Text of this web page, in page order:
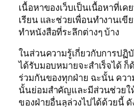
เนื้อหาของเว็บเป็นเนื้อหาที่เค
เรียน และช่วยเพื่อนทำงานเขี
ทำหนังสือที่ระลึกต่างๆ บ้าง
ในส่วนความรู้เกี่ยวกับการปฏิ
ได้รับมอบหมายจะสำเร็จได้ ก็
ร่วมกันของทุกฝ่าย ฉะนั้น คว
นั้นย่อมสำคัญและมีส่วนช่วยใ
ของฝ่ายอื่นลุล่วงไปได้ด้วยนี้